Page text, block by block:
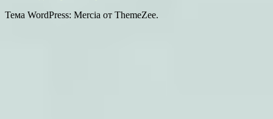
Тема WordPress: Mercia от ThemeZee.